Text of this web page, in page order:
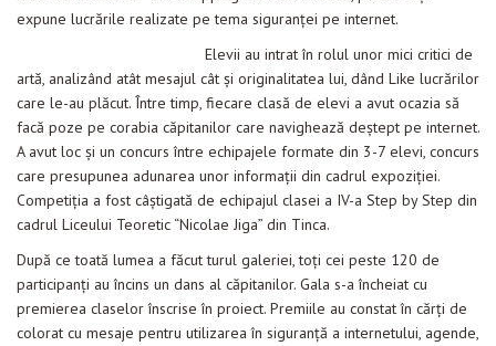
Evenimente
Materiale educaționale
Blog
Contact
expune lucrările realizate pe tema siguranţei pe internet.
Elevii au intrat în rolul unor mici critici de
artă, analizând atât mesajul cât şi originalitatea lui, dând Like lucrărilor
care le-au plăcut. Între timp, fiecare clasă de elevi a avut ocazia să
facă poze pe corabia căpitanilor care navighează deştept pe internet.
A avut loc şi un concurs între echipajele formate din 3-7 elevi, concurs
care presupunea adunarea unor informaţii din cadrul expoziţiei.
Competiţia a fost câştigată de echipajul clasei a IV-a Step by Step din
cadrul Liceului Teoretic “Nicolae Jiga” din Tinca.
După ce toată lumea a făcut turul galeriei, toţi cei peste 120 de
participanţi au încins un dans al căpitanilor. Gala s-a încheiat cu
premierea claselor înscrise în proiect. Premiile au constat în cărţi de
colorat cu mesaje pentru utilizarea în siguranţă a internetului, agende,